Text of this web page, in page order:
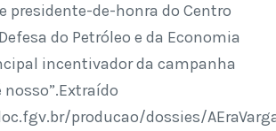
presidente-de-honra do Centro
do Petróleo e da Economia
incentivador da campanha
nosso”.Extraído
producao/dossies/